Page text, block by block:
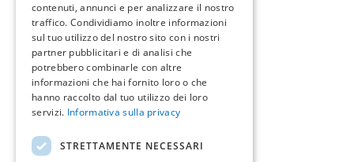
Informazioni di contatto
Telefono: 0789/26420
Email:info@clima-tec.it
contenuti, annunci e per analizzare il nostro
traffico. Condividiamo inoltre informazioni
sul tuo utilizzo del nostro sito con i nostri
partner pubblicitari e di analisi che
potrebbero combinarle con altre
informazioni che hai fornito loro o che
hanno raccolto dal tuo utilizzo dei loro
servizi. Informativa sulla privacy
STRETTAMENTE NECESSARI